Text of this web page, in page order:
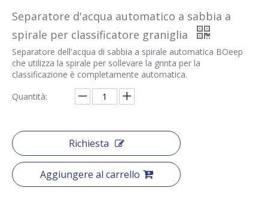
Separatore d'acqua automatico a sabbia a
spirale per classificatore graniglia
Separatore dell'acqua di sabbia a spirale automatica BOeep
che utilizza la spirale per sollevare la grinta per la
classificazione è completamente automatica.
Quantità:
Richiesta
Aggiungere al carrello